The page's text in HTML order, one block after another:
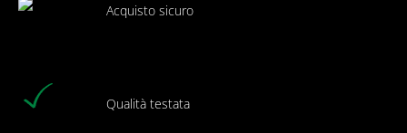
Acquisto sicuro
Qualità testata